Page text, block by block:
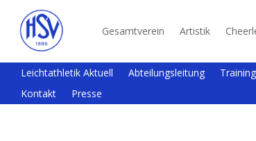
Gesamtverein Artistik
Leichtathletik Aktuell Abteilungsleitung
Kontakt
Presse